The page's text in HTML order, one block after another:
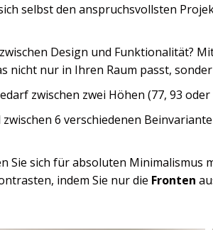
selbst den anspruchsvollsten
Design und Funktionalität?
nicht nur in Ihren Raum passt,
zwischen zwei Höhen (77, 93 oder
zwischen 6 verschiedenen
Sie sich für absoluten Minimalismus
indem Sie nur die Fronten